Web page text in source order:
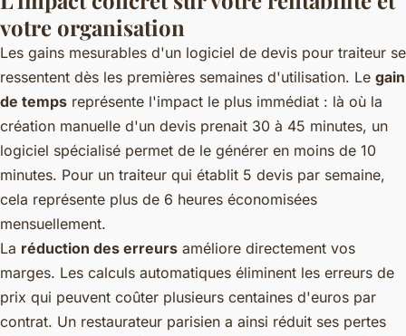
votre organisation
Les gains mesurables d'un logiciel de devis pour traiteur se
ressentent dès les premières semaines d'utilisation. Le gain
de temps représente l'impact le plus immédiat : là où la
création manuelle d'un devis prenait 30 à 45 minutes, un
logiciel spécialisé permet de le générer en moins de 10
minutes. Pour un traiteur qui établit 5 devis par semaine,
cela représente plus de 6 heures économisées
mensuellement.
La réduction des erreurs améliore directement vos
marges. Les calculs automatiques éliminent les erreurs de
prix qui peuvent coûter plusieurs centaines d'euros par
contrat. Un restaurateur parisien a ainsi réduit ses pertes